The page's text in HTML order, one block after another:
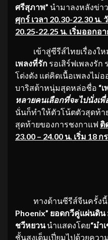
ศรีสุภาพ” นำมาลงหลังข่า
ศุกร์ เวลา 20.30-22.30 น.
20.25-22.25 น. เริ่มออกอ
เข้าสู่ซีรีส์ไทยเรื่องใ
เพลงที่รัก รอเสิร์ฟเพลงรัก
โด่งดัง แต่คิดเนื้อเพลงไม่
บาริสต้าหนุ่มสุดหล่อชื่อ “
หลายคนเลือกที่จะไปนั่งเ
นั่นก็ทำให้ตัวโน้ตตัวสุดท้า
สุดท้ายของการชงกาแฟ ติ
23.00 – 24.00 น. เริ่ม 18
ทางด้านซีรีส์จีนครั้งนี้
Phoenix” ยอดกวีคู่แผ่นดิน
ชวีหยวนนำแสดงโดย“ม๋า
ชั้นสูงเต็มเปี่ยมไปด้วยคว